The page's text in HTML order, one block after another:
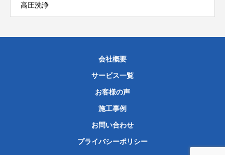
高圧洗浄
会社概要
サービス一覧
お客様の声
施工事例
お問い合わせ
プライバシーポリシー